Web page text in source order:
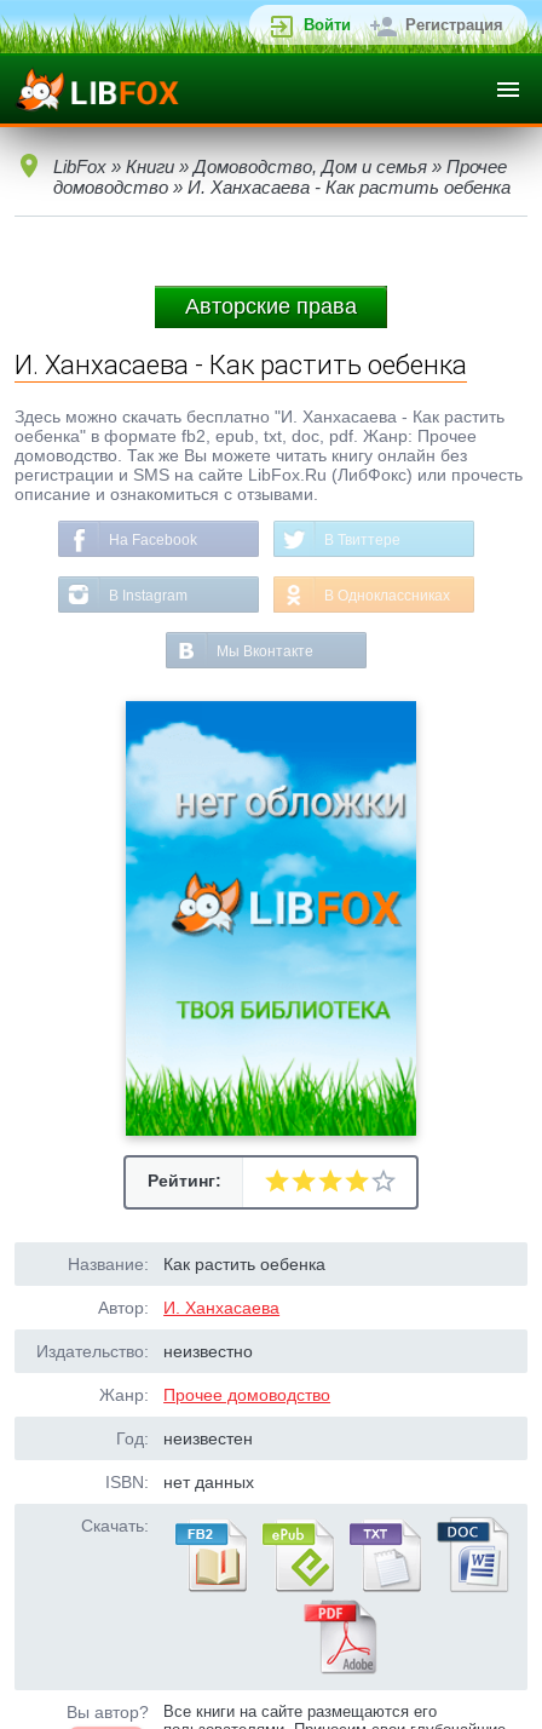
Войти Регистрация
LibFox » Книги » Домоводство, Дом и семья » Прочее
домоводство » И. Ханхасаева - Как растить оебенка
Авторские права
И. Ханхасаева - Как растить оебенка
Здесь можно скачать бесплатно "И. Ханхасаева - Как растить
оебенка" в формате fb2, epub, txt, doc, pdf. Жанр: Прочее
домоводство. Так же Вы можете читать книгу онлайн без
регистрации и SMS на сайте LibFox.Ru (ЛибФокс) или прочесть
описание и ознакомиться с отзывами.
На Facebook В Твиттере
В Instagram В Одноклассниках
Мы Вконтакте
Рейтинг:
Название: Как растить оебенка
Автор: И. Ханхасаева
Издательство: неизвестно
Жанр: Прочее домоводство
Год: неизвестен
ISBN: нет данных
Скачать:
Вы автор?
Все книги на сайте размещаются его